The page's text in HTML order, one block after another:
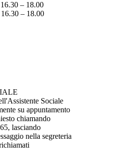
– 18.00
– 18.00
Sociale
su appuntamento
chiamando
lasciando
nella segreteria